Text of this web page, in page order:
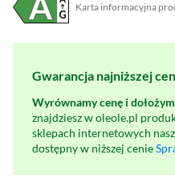
Karta informacyjna
Plik w formacie pdf
(otworzy się w nowym
Gwarancja najniższej
Wyrównamy cenę i
znajdziesz w oleole.pl
sklepach internetowych
dostępny w niższej cenie